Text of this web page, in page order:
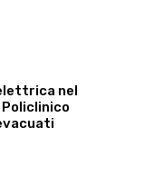
nel